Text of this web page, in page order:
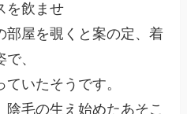
を飲ませ
部屋を覗くと案の定、着
、
いたそうです。
毛の生え始めたあそこ